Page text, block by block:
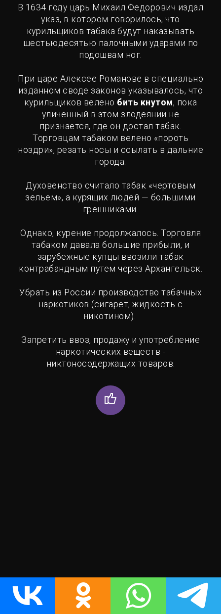
В 1634 году царь Михаил Федорович издал
указ, в котором говорилось, что
курильщиков табака будут наказывать
шестьюдесятью палочными ударами по
подошвам ног.
При царе Алексее Романове в специально
изданном своде законов указывалось, что
курильщиков велено бить кнутом, пока
уличенный в этом злодеянии не
признается, где он достал табак.
Торговцам табаком велено «пороть
ноздри», резать носы и ссылать в дальние
города.
Духовенство считало табак «чертовым
зельем», а курящих людей — большими
грешниками.
Однако, курение продолжалось. Торговля
табаком давала большие прибыли, и
зарубежные купцы ввозили табак
контрабандным путем через Архангельск.
Убрать из России производство табачных
наркотиков (сигарет, жидкость с
никотином).
Запретить ввоз, продажу и употребление
наркотических веществ -
никтоносодержащих товаров.